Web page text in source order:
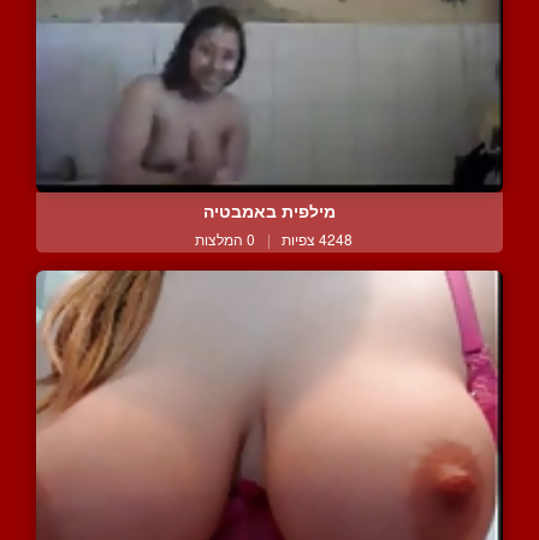
מילפית באמבטיה
4248 צפיות | 0 המלצות